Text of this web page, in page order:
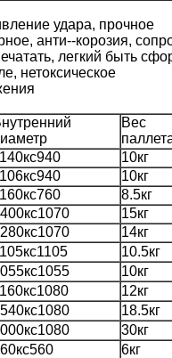
удара, прочное
анти--корозия,
легкий быть
нетоксическое
Вес
10кг
10кг
8.5кг
15кг
14кг
10.5кг
10кг
12кг
18.5кг
30кг
6кг